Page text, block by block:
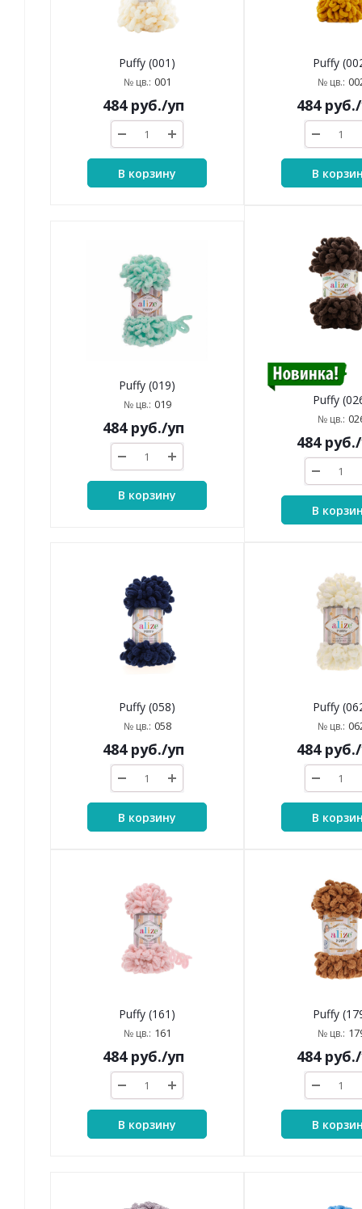
Puffy (001)
№ цв.: 001
484руб./уп
В корзину
Puffy
№ цв.:
484руб.
В
Puffy (019)
№ цв.: 019
484руб./уп
В корзину
Puffy
№ цв.:
484руб.
В
Puffy (058)
№ цв.: 058
484руб./уп
В корзину
Puffy
№ цв.:
484руб.
В
Puffy (161)
№ цв.: 161
484руб./уп
В корзину
Puffy
№ цв.:
484руб.
В